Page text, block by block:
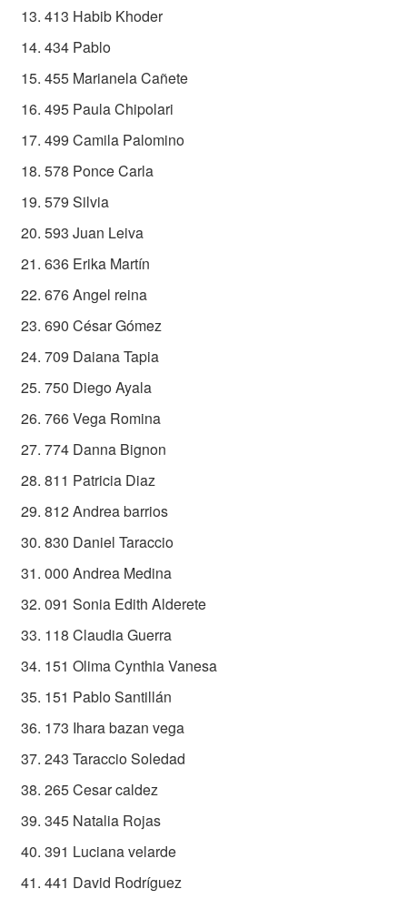
413 Habib Khoder
434 Pablo
455 Marianela Cañete
495 Paula Chipolari
499 Camila Palomino
578 Ponce Carla
579 Silvia
593 Juan Leiva
636 Erika Martín
676 Angel reina
690 César Gómez
709 Daiana Tapia
750 Diego Ayala
766 Vega Romina
774 Danna Bignon
811 Patricia Diaz
812 Andrea barrios
830 Daniel Taraccio
000 Andrea Medina
091 Sonia Edith Alderete
118 Claudia Guerra
151 Olima Cynthia Vanesa
151 Pablo Santillán
173 Ihara bazan vega
243 Taraccio Soledad
265 Cesar caldez
345 Natalia Rojas
391 Luciana velarde
441 David Rodríguez